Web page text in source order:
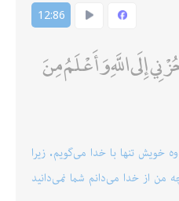
12:86
إِلَى اللَّهِ وَأَعْلَمُ مِنَ
تنها با خدا مى‌گويم. زيرا